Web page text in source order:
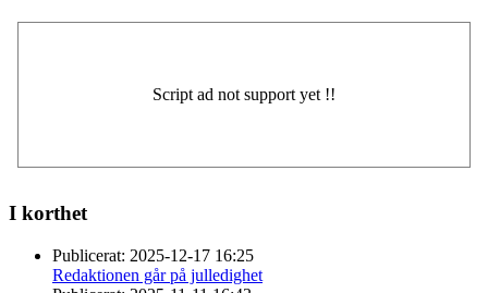
I korthet
Publicerat: 2025-12-17 16:25
Redaktionen går på julledighet